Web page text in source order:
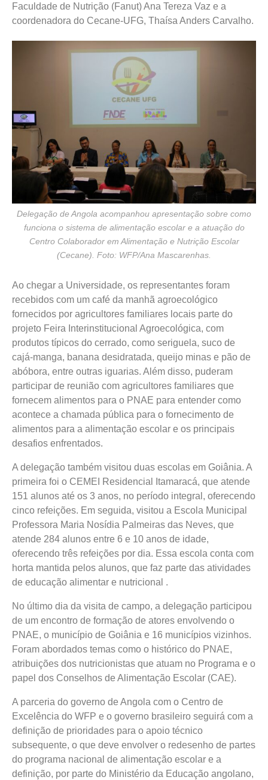
Faculdade de Nutrição (Fanut) Ana Tereza Vaz e a
coordenadora do Cecane-UFG, Thaísa Anders Carvalho.
Delegação de Angola acompanhou apresentação sobre como
funciona o sistema de alimentação escolar e a atuação do
Centro Colaborador em Alimentação e Nutrição Escolar
(Cecane). Foto: WFP/Ana Mascarenhas.
Ao chegar a Universidade, os representantes foram
recebidos com um café da manhã agroecológico
fornecidos por agricultores familiares locais parte do
projeto Feira Interinstitucional Agroecológica, com
produtos típicos do cerrado, como seriguela, suco de
cajá-manga, banana desidratada, queijo minas e pão de
abóbora, entre outras iguarias. Além disso, puderam
participar de reunião com agricultores familiares que
fornecem alimentos para o PNAE para entender como
acontece a chamada pública para o fornecimento de
alimentos para a alimentação escolar e os principais
desafios enfrentados.
A delegação também visitou duas escolas em Goiânia. A
primeira foi o CEMEI Residencial Itamaracá, que atende
151 alunos até os 3 anos, no período integral, oferecendo
cinco refeições. Em seguida, visitou a Escola Municipal
Professora Maria Nosídia Palmeiras das Neves, que
atende 284 alunos entre 6 e 10 anos de idade,
oferecendo três refeições por dia. Essa escola conta com
horta mantida pelos alunos, que faz parte das atividades
de educação alimentar e nutricional .
No último dia da visita de campo, a delegação participou
de um encontro de formação de atores envolvendo o
PNAE, o município de Goiânia e 16 municípios vizinhos.
Foram abordados temas como o histórico do PNAE,
atribuições dos nutricionistas que atuam no Programa e o
papel dos Conselhos de Alimentação Escolar (CAE).
A parceria do governo de Angola com o Centro de
Excelência do WFP e o governo brasileiro seguirá com a
definição de prioridades para o apoio técnico
subsequente, o que deve envolver o redesenho de partes
do programa nacional de alimentação escolar e a
definição, por parte do Ministério da Educação angolano,